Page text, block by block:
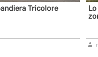
Tricolore